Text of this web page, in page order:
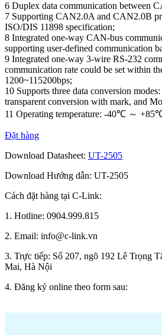
6 Duplex data communication between
7 Supporting CAN2.0A and CAN2.0B
ISO/DIS 11898 specification;
8 Integrated one-way CAN-bus
supporting user-defined communication
9 Integrated one-way 3-wire RS-232
communication rate could be set within
1200~115200bps;
10 Supports three data conversion
transparent conversion with mark, and
11 Operating temperature: -40℃ ～
Đặt hàng
Download Datasheet: UT-2505
Download Hướng dẫn: UT-2505
Cách đặt hàng tại C-Link:
1. Hotline: 0904.999.815
2. Email: info@c-link.vn
3. Trực tiếp: Số 207, ngõ 192 Lê Trọng
Mai, Hà Nội
4. Đăng ký online theo form sau: